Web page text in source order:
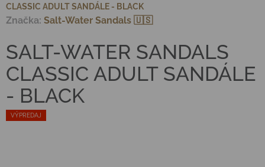
CLASSIC ADULT SANDÁLE - BLACK
VÝPREDAJ
SALT-WATER SANDALS
CLASSIC ADULT SANDÁLE
- BLACK
Značka: Salt-Water Sandals 🇺🇸